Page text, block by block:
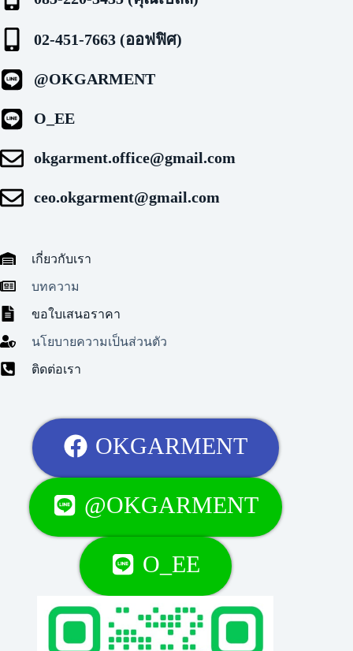
02-451-7663 (ออฟฟิศ)
@OKGARMENT
O_EE
okgarment.office@gmail.com
ceo.okgarment@gmail.com
เกี่ยวกับเรา
บทความ
ขอใบเสนอราคา
นโยบายความเป็นส่วนตัว
ติดต่อเรา
OKGARMENT
@OKGARMENT
O_EE